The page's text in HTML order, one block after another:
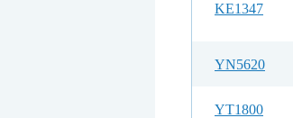
KE1347
YN5620
YT1800